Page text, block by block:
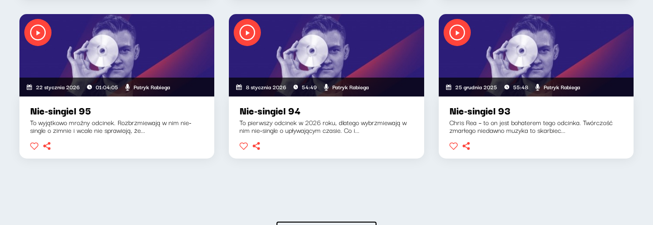
22 stycznia 2026 01:04:05 Patryk Rabiega
Nie-singiel 95
To wyjątkowo mroźny odcinek. Rozbrzmiewają w nim nie-
single o zimnie i wcale nie sprawiają, że...
8 stycznia 2026 54:49 Patryk Rabiega
Nie-singiel 94
To pierwszy odcinek w 2026 roku, dlatego wybrzmiewają w
nim nie-single o upływającym czasie. Co i...
25 grudnia 2025 55:48 Patryk Rabiega
Nie-singiel 93
Chris Rea – to on jest bohaterem tego odcinka. Twórczość
zmarłego niedawno muzyka to skarbiec...